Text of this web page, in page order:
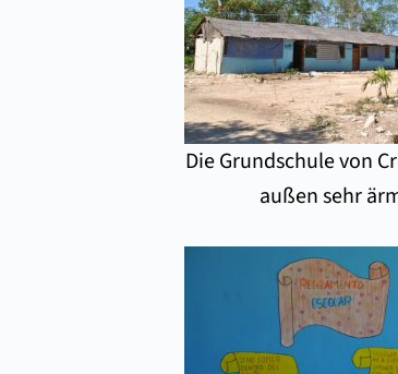
Die Grundschule von
außen sehr